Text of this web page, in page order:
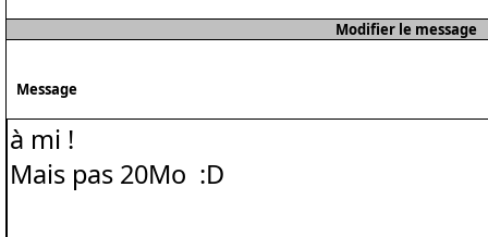
Modifier le message
Message